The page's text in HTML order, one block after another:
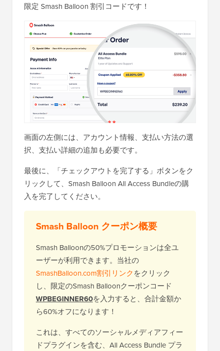
限定 Smash Balloon 割引コードです！
画面の左側には、アカウント情報、支払い方法の選
択、支払い詳細の追加も必要です。
最後に、「チェックアウトを完了する」ボタンをク
リックして、Smash Balloon All Access Bundleの購
入を完了してください。
Smash Balloon クーポン概要
Smash Balloonの50%プロモーションは全ユ
ーザーが利用できます。当社の
SmashBalloon.com割引リンクをクリック
し、限定のSmash Balloonクーポンコード
WPBEGINNER60を入力すると、合計金額か
ら60%オフになります！
これは、すべてのソーシャルメディアフィー
ドプラグインを含む、All Access Bundle プラ